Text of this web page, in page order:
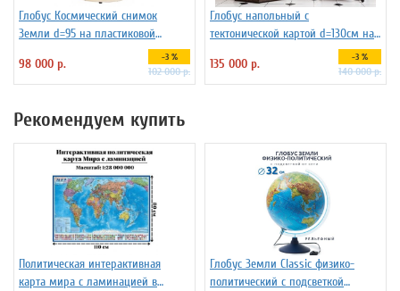
Глобус Космический снимок
Земли d=95 на пластиковой
98 000 р. -3 %
102 000 р.
Глобус напольный с
тектонической картой d=130см на
135 000 р. -3 %
140 000 р.
Рекомендуем купить
Политическая интерактивная
карта мира с ламинацией в
Глобус Земли Classic физико-
политический с подсветкой